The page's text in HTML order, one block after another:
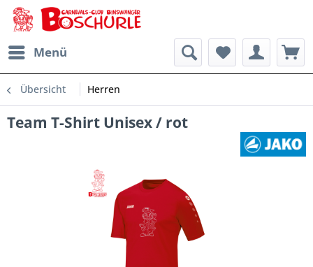
Menü
Übersicht Herren
Team T-Shirt Unisex / rot